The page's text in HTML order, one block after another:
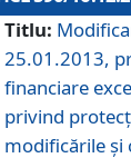
Titlu:
25.01.2013,
financiare
privind
modificările şi